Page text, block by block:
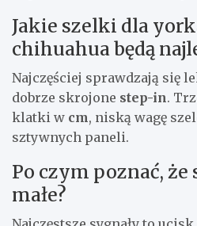
Jakie szelki dla
chihuahua będą
Najczęściej sprawdzają się
dobrze skrojone step-in.
klatki w cm, niską wagę
sztywnych paneli.
Po czym poznać, że
małe?